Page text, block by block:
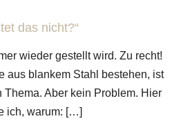
das nicht?“
wieder gestellt wird. Zu recht!
aus blankem Stahl bestehen, ist
Thema. Aber kein Problem. Hier
ich, warum: […]